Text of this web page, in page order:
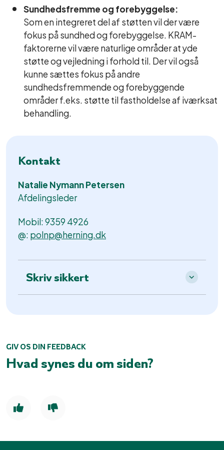
Sundhedsfremme og forebyggelse:
Som en integreret del af støtten vil der være
fokus på sundhed og forebyggelse. KRAM-
faktorerne vil være naturlige områder at yde
støtte og vejledning i forhold til. Der vil også
kunne sættes fokus på andre
sundhedsfremmende og forebyggende
områder f.eks. støtte til fastholdelse af iværksat
behandling.
Kontakt
Natalie Nymann Petersen
Afdelingsleder
Mobil: 9359 4926
@:polnp@herning.dk
Skriv sikkert
GIV OS DIN FEEDBACK
Hvad synes du om siden?